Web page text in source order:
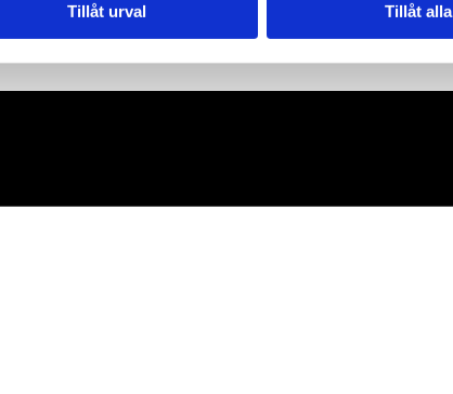
Tillåt urval Tillåt alla